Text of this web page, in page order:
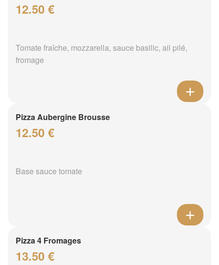
12.50 €
Tomate fraîche, mozzarella, sauce basilic, ail pilé,
fromage
Pizza Aubergine Brousse
12.50 €
Base sauce tomate
Pizza 4 Fromages
13.50 €